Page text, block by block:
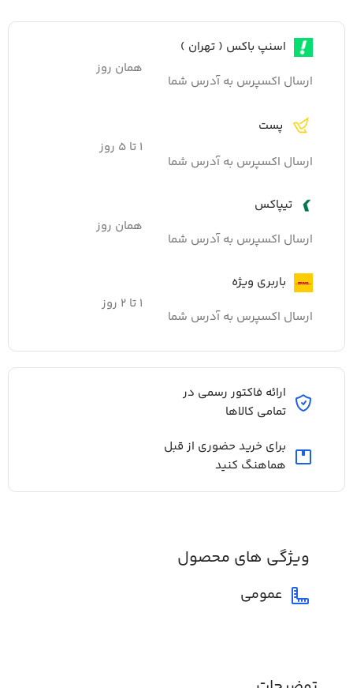
اسنپ باکس ( تهران )
ارسال اکسپرس به آدرس شما
همان روز
پست
ارسال اکسپرس به آدرس شما
۱ تا ۵ روز
تیپاکس
ارسال اکسپرس به آدرس شما
همان روز
باربری ویژه
ارسال اکسپرس به آدرس شما
۱ تا ۲ روز
ارائه فاکتور رسمی در
تمامی کالاها
برای خرید حضوری از قبل
هماهنگ کنید
ویژگی های محصول
عمومی